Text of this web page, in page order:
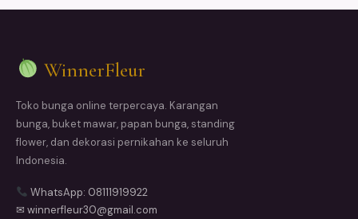
WinnerFleur
Toko bunga online terpercaya. Karangan
bunga, buket mawar, papan bunga, standing
flower, dan dekorasi pernikahan ke seluruh
Indonesia.
WhatsApp: 08111919922
✉ winnerfleur30@gmail.com